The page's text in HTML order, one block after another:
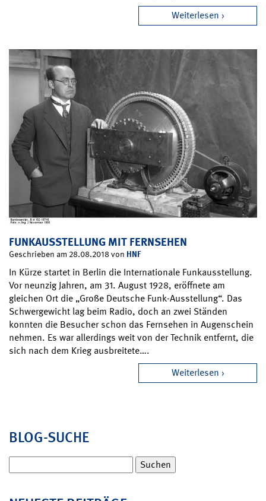
Weiterlesen
FUNKAUSSTELLUNG MIT FERNSEHEN
Geschrieben am 28.08.2018 von HNF
In Kürze startet in Berlin die Internationale Funkausstellung.
Vor neunzig Jahren, am 31. August 1928, eröffnete am
gleichen Ort die „Große Deutsche Funk-Ausstellung“. Das
Schwergewicht lag beim Radio, doch an zwei Ständen
konnten die Besucher schon das Fernsehen in Augenschein
nehmen. Es war allerdings weit von der Technik entfernt, die
sich nach dem Krieg ausbreitete….
Weiterlesen
BLOG-SUCHE
nach: